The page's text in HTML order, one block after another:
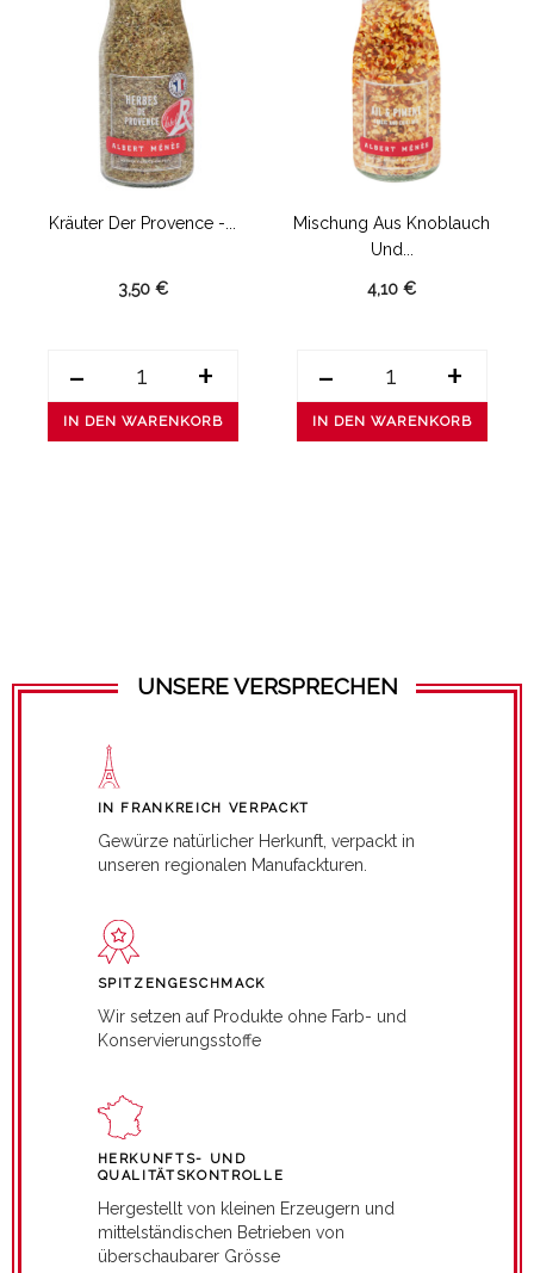
Kräuter Der Provence -...
3,50 €
- +
IN DEN WARENKORB
Mischung Aus Knoblauch
Und...
4,10 €
- +
IN DEN WARENKORB
UNSERE VERSPRECHEN
IN FRANKREICH VERPACKT
Gewürze natürlicher Herkunft, verpackt in
unseren regionalen Manufackturen.
SPITZENGESCHMACK
Wir setzen auf Produkte ohne Farb- und
Konservierungsstoffe
HERKUNFTS- UND
QUALITÄTSKONTROLLE
Hergestellt von kleinen Erzeugern und
mittelständischen Betrieben von
überschaubarer Grösse